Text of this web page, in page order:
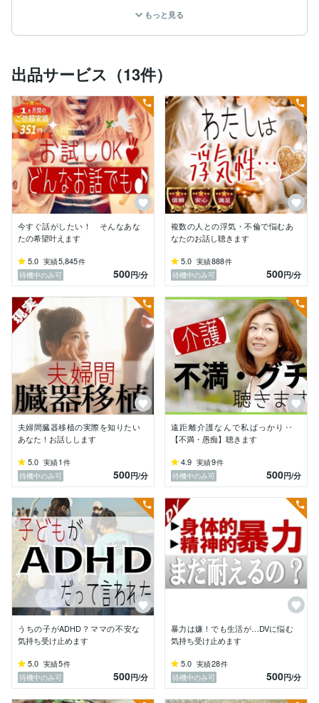
・HSPさんの生きづらさ
・機能不全家族
など、幅広くご利用いただいています。
そして…
学生さんや主婦はもちろん、経営者さまやオーナーさま
をはじめ、各業界の第一線でご活躍されている方など、
ご職業柄、周囲に言えない立場にいらっしゃる方からリ
ピートされることも多く、「誰にも言えない想いを話す
ことができた」と嬉しいお声もいただいています。
■当然ですが、守秘義務厳守！(≧◡≦)
ご相談内容やご職業など、どんな情報も外部に漏れるこ
とは一切ありません。
して下さいね!!
弱音やプライベートな出来事はもちろん、ご家族にも知
られたくないことなど、どんなお話でも大丈夫です！
■AIに愚痴を聞いてもらうのも良いけれど…
先日、あるオーナーさんがこんなことを話してくれまし
た。
「AIにこっそり愚痴を打ち明けていたんだけど、
やっぱり ゆっこ と話したくなるんだよね」
どんなに優秀なAIであったとしても、
その奥に隠れた感情までは受け止めてくれません。
電話越しではあるけれど、
あなたの声を聴き、想いを受けとめながら、
ともに笑い、ともに考え、時には黙って寄り添う。
そんな温もりのある時間になれば‥と願っています。
■私がここにいる理由
「打ち明けたいけど、話せる相手が誰もいない」
「身近に同じような経験をした人がいないから、相談で
「これから先ずっとこの想いをひとりで抱えなきゃいけ
ないの？」
そんな風に思ったことはないでしょうか？
もっと見る
出品サービス（13件）
今すぐ話がしたい！ そんなあな
たの希望叶えます
5.0 実績5,845件
待機中のみ可
500円/分
複数の人との浮気・不倫で悩むあ
なたのお話し聴きます
5.0 実績888件
待機中のみ可
500円/分
夫婦間臓器移植の実際を知りたい
あなた！お話しします
5.0 実績1 件
待機中のみ可
500円/分
遠距離介護なんで私ばっかり‥
【不満・愚痴】聴きます
4.9 実績9件
待機中のみ可
500円/分
うちの子がADHD？ママの不安な
気持ち受け止めます
5.0 実績5件
待機中のみ可
500円/分
暴力は嫌！でも生活が…DVに悩む
気持ち受け止めます
5.0 実績28件
待機中のみ可
500円/分